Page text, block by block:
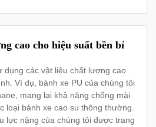
cao cho hiệu suất bền bỉ
dụng các vật liệu chất lượng cao
Ví dụ, bánh xe PU của chúng tôi
mang lại khả năng chống mài
loại bánh xe cao su thông thường.
lực nặng của chúng tôi được trang